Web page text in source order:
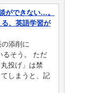
ができない…。
、英語学習が
添削に
るそう。 ただ
投げ」は禁
しまうと、記